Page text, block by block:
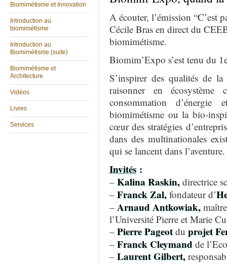
Biomimétisme et Innovation
Introduction au
biomimétisme
Introduction au
Biomimétisme (suite)
Biomimétisme et
Architecture
Vidéos
Livres
Services
A écouter, l’émission “C’est
Cécile Bras en direct du
biomimétisme.
Biomim’Expo s’est tenu du
S’inspirer des qualités de
raisonner en
consommation
biomimétisme ou la bio-
cœur des stratégies
dans des multinationales
qui se lancent dans l’aventure.
Invités:
– Kalina Raskin,directrice
– Franck Zal, fondateur d’
– Arnaud Antkowiak,
l’Université Pierre et Marie
– Pierre Pageotdu projet
– Franck Cleymand de
– Laurent Gilbert,